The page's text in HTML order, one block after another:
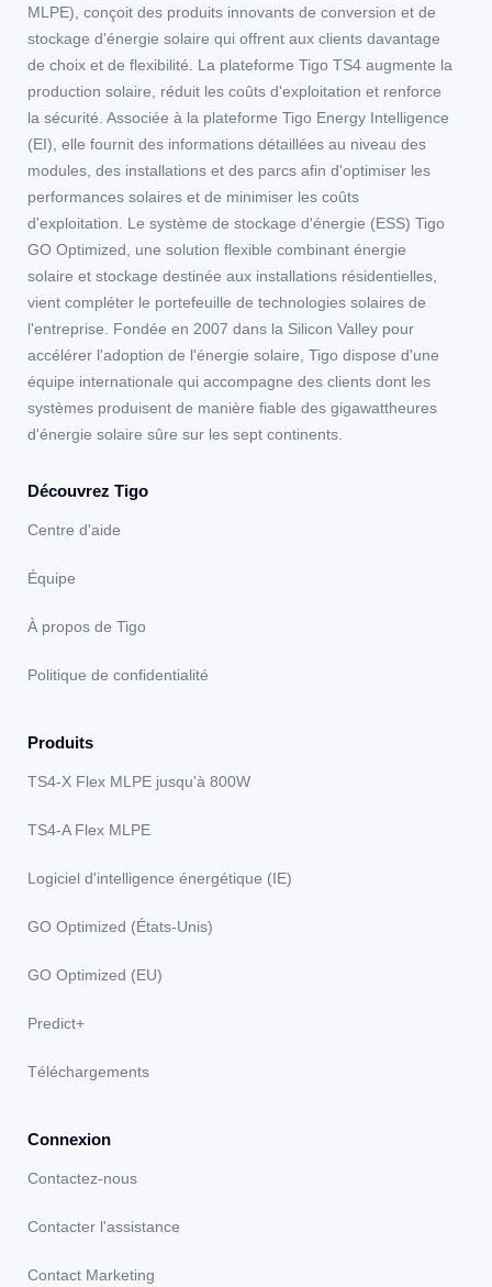
MLPE), conçoit des produits innovants de conversion et de
stockage d'énergie solaire qui offrent aux clients davantage
de choix et de flexibilité. La plateforme Tigo TS4 augmente la
production solaire, réduit les coûts d'exploitation et renforce
la sécurité. Associée à la plateforme Tigo Energy Intelligence
(EI), elle fournit des informations détaillées au niveau des
modules, des installations et des parcs afin d'optimiser les
performances solaires et de minimiser les coûts
d'exploitation. Le système de stockage d'énergie (ESS) Tigo
GO Optimized, une solution flexible combinant énergie
solaire et stockage destinée aux installations résidentielles,
vient compléter le portefeuille de technologies solaires de
l'entreprise. Fondée en 2007 dans la Silicon Valley pour
accélérer l'adoption de l'énergie solaire, Tigo dispose d'une
équipe internationale qui accompagne des clients dont les
systèmes produisent de manière fiable des gigawattheures
d'énergie solaire sûre sur les sept continents.
Découvrez Tigo
Centre d'aide
Équipe
À propos de Tigo
Politique de confidentialité
Produits
TS4-X Flex MLPE jusqu'à 800W
TS4-A Flex MLPE
Logiciel d'intelligence énergétique (IE)
GO Optimized (États-Unis)
GO Optimized (EU)
Predict+
Téléchargements
Connexion
Contactez-nous
Contacter l'assistance
Contact Marketing